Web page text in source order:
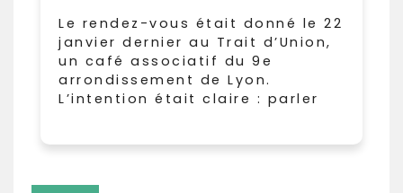
Le rendez-vous était donné le 22
janvier dernier au Trait d’Union,
un café associatif du 9e
arrondissement de Lyon.
L’intention était claire : parler